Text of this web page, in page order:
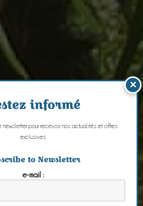
×
informé
newsletter pour recevoir nos actualités et offres
exclusives
to Newsletter
e-mail :